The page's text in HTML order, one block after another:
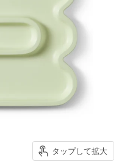
タップして拡大